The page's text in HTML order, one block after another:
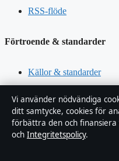
RSS-flöde
Förtroende & standarder
Källor & standarder
Redaktionell policy
Rättelsepolicy
Vi använder nödvändiga
ditt samtycke, cookies för
förbättra den och finansiera
och Integritetspolicy.